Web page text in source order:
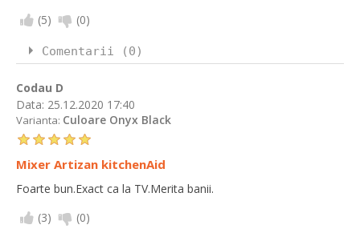
(5) (0)
Comentarii (0)
Codau D
Data: 25.12.2020 17:40
Varianta: Culoare Onyx Black
Mixer Artizan kitchenAid
Foarte bun.Exact ca la TV.Merita banii.
(3) (0)